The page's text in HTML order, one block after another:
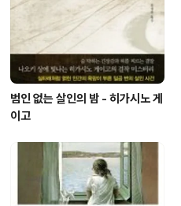
범인 없는 살인의 밤 - 히가시노 게
이고